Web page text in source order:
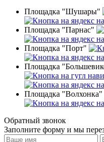
Площадка "Шушары"
Площадка "Парнас"
Площадка "Порт"
Площадка
Площадка "Волхонка"
Обратный звонок
Заполните форму и мы